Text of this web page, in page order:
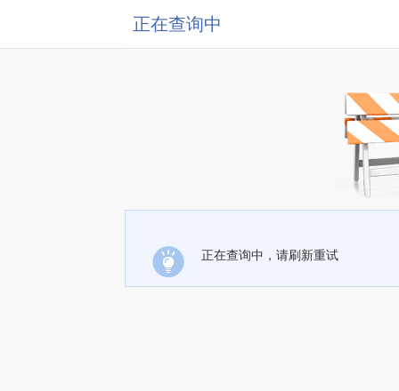
正在查询中
正在查询中，请刷新重试